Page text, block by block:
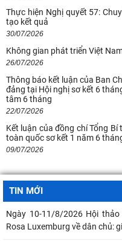
Thực hiện Nghị quyết 57:
tạo kết quả
30/07/2026
Không gian phát triển Việt
26/07/2026
Thông báo kết luận của Ban
đảng tại Hội nghị sơ kết 6
tâm 6 tháng
22/07/2026
Kết luận của đồng chí Tổng
toàn quốc sơ kết 1 năm 6
09/07/2026
TIN MỚI
Ngày 10-11/8/2026 Hội thảo
Rosa Luxemburg về dân chủ:
Quan điểm của Chủ tịch Hồ
cách tổ chức và quản lý của
Kế hoạch hành động 100
chuyển đổi số trong các cơ
Hội thảo khoa học quốc tế:
Cộng hòa Dân chủ Nhân dân
Chủ tịch Viện Hàn lâm Khoa
Viện Khoa học Kinh tế và Xã hội
Bản tin Đài Truyền hình Hà
thống - Vững bước tương lai"